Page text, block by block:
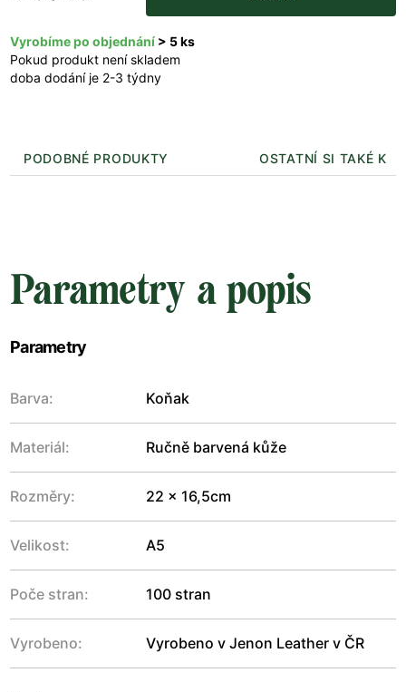
Vyrobíme po objednání > 5 ks
Pokud produkt není skladem
doba dodání je 2-3 týdny
PODOBNÉ PRODUKTY OSTATNÍ SI TAKÉ
Parametry a popis
Parametry
Barva: Koňak
Materiál: Ručně barvená kůže
Rozměry: 22 x 16,5cm
Velikost: A5
Poče stran: 100 stran
Vyrobeno: Vyrobeno v Jenon Leather v ČR